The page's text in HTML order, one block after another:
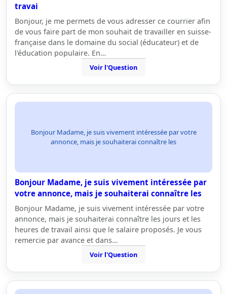
travai
Bonjour, je me permets de vous adresser ce courrier afin
de vous faire part de mon souhait de travailler en suisse-
française dans le domaine du social (éducateur) et de
l'éducation populaire. En…
Voir l'Question
Bonjour Madame, je suis vivement intéressée par votre
annonce, mais je souhaiterai connaître les
Bonjour Madame, je suis vivement intéressée par
votre annonce, mais je souhaiterai connaître les
Bonjour Madame, je suis vivement intéressée par votre
annonce, mais je souhaiterai connaître les jours et les
heures de travail ainsi que le salaire proposés. Je vous
remercie par avance et dans…
Voir l'Question